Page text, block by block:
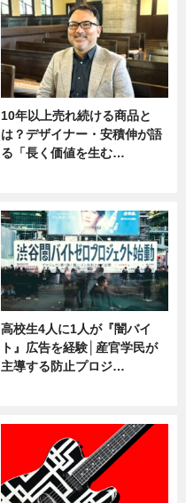
10年以上売れ続ける商品と
は？デザイナー・安積伸が語
る「長く価値を生む…
高校生4人に1人が『闇バイ
ト』広告を経験│産官学民が
主導する防止プロジ…